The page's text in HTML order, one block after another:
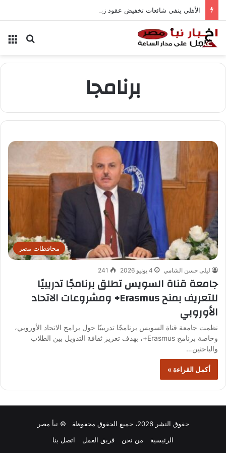
الأهلي ينفي شائعات تخفيض عقود زيزو والشناوي
بحث
برنامجا
محافظات مصر
ليلى حسن الشامي 4 يونيو 2026 241
جامعة قناة السويس تطلق برنامجًا تدريبيًا
للتعريف بمنح Erasmus+ ومشروعات الاتحاد
الأوروبي
نظمت جامعة قناة السويس برنامجًا تدريبيًا حول برامج الاتحاد الأوروبي،
وخاصة برنامج Erasmus+، بهدف تعزيز ثقافة التدويل بين الطلاب
والباحثين…
أكمل القراءة »
حقوق النشر 2026، جميع الحقوق محفوظة © نبأ مصر
الرئيسية
من نحن فريق العمل اتصل بنا